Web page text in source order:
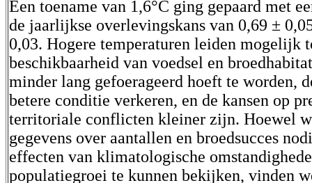
Een toename van 1,6°C ging gepaard met
de jaarlijkse overlevingskans van 0,69 ±
0,03. Hogere temperaturen leiden mogelijk
beschikbaarheid van voedsel en
minder lang gefoerageerd hoeft te worden,
betere conditie verkeren, en de kansen op
territoriale conflicten kleiner zijn. Hoewel
gegevens over aantallen en broedsucces
effecten van klimatologische
populatiegroei te kunnen bekijken, vinden